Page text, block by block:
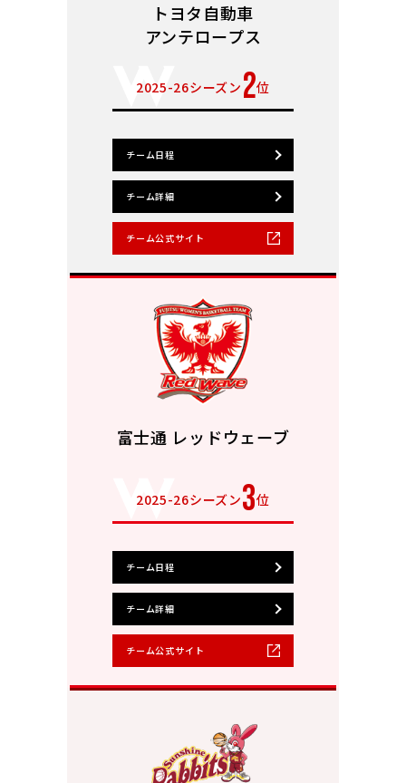
トヨタ自動車
アンテロープス
2025-26シーズン 2位
チーム日程
チーム詳細
チーム公式サイト
富士通 レッドウェーブ
2025-26シーズン3位
チーム日程
チーム詳細
チーム公式サイト